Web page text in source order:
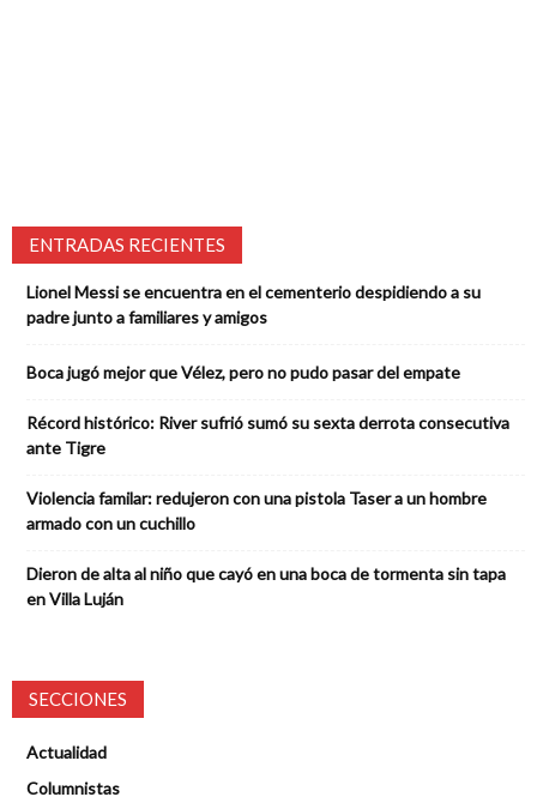
ENTRADAS RECIENTES
Lionel Messi se encuentra en el cementerio despidiendo a su
padre junto a familiares y amigos
Boca jugó mejor que Vélez, pero no pudo pasar del empate
Récord histórico: River sufrió sumó su sexta derrota consecutiva
ante Tigre
Violencia familar: redujeron con una pistola Taser a un hombre
armado con un cuchillo
Dieron de alta al niño que cayó en una boca de tormenta sin tapa
en Villa Luján
SECCIONES
Actualidad
Columnistas